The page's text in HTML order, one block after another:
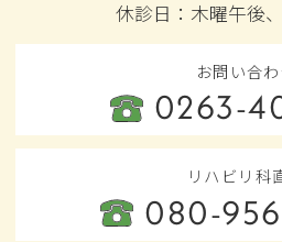
【 院長ノート更新のお知
【松本市 捻挫】ワールド
熱上昇中！お子様の「捻
2026.07.19
休診日：木曜午後
お問い合
0263-
リハビリ科
080-